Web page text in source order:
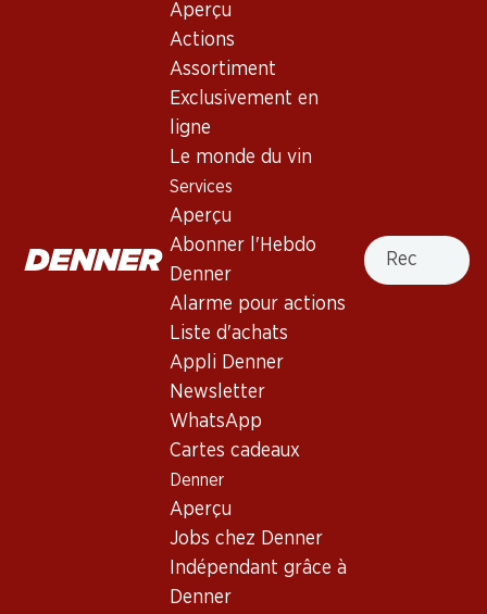
Aperçu
Actions
Assortiment
Exclusivement en
ligne
Le monde du vin
Services
Aperçu
Abonner l'Hebdo
Denner
Alarme pour actions
Liste d'achats
Appli Denner
Newsletter
WhatsApp
Cartes cadeaux
Denner
Aperçu
Jobs chez Denner
Indépendant grâce à
Denner
Recherche
Recto Verso
Laurent-Perrier Brut
Champagne AOC
Champagne
Robe dorée. Nez classique de levure et de fruits, avec des
notes de pomme verte. Bouche moyennement corsée avec
Bon à savoir